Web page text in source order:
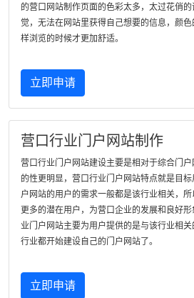
的营口网站制作页面的色彩太多，太过花俏
觉，无法在网站里获得自己想要的信息，颜
样浏览的时候才更加舒适。
立即申请
营口行业门户网站制作
营口行业门户网站建设主要是相对于综合门
的性更明显，营口行业门户网站特点就是目标
户网站的用户的需求一般都是该行业相关，
更多的潜在用户，为营口企业的发展和良好
业门户网站主要为用户提供的是与该行业相
行业都开始建设自己的门户网站了。
立即申请